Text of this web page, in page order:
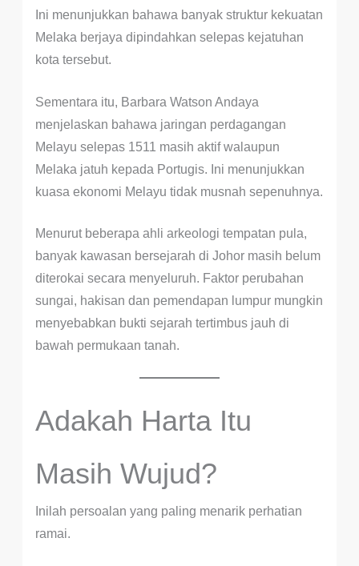
Ini menunjukkan bahawa banyak struktur kekuatan
Melaka berjaya dipindahkan selepas kejatuhan
kota tersebut.
Sementara itu, Barbara Watson Andaya
menjelaskan bahawa jaringan perdagangan
Melayu selepas 1511 masih aktif walaupun
Melaka jatuh kepada Portugis. Ini menunjukkan
kuasa ekonomi Melayu tidak musnah sepenuhnya.
Menurut beberapa ahli arkeologi tempatan pula,
banyak kawasan bersejarah di Johor masih belum
diterokai secara menyeluruh. Faktor perubahan
sungai, hakisan dan pemendapan lumpur mungkin
menyebabkan bukti sejarah tertimbus jauh di
bawah permukaan tanah.
Adakah Harta Itu
Masih Wujud?
Inilah persoalan yang paling menarik perhatian
ramai.